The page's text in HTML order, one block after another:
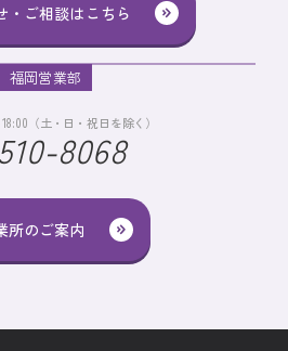
・ご相談はこちら
所のご案内
福岡営業部
（土・日・祝日を除く）
8068